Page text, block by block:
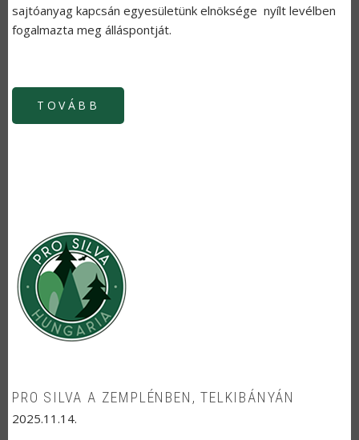
sajtóanyag kapcsán egyesületünk elnöksége nyílt levélben
fogalmazta meg álláspontját.
TOVÁBB
PRO SILVA A ZEMPLÉNBEN, TELKIBÁNYÁN
2025.11.14.